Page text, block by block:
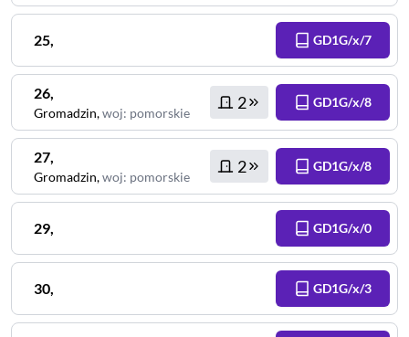
25, GD1G/x/7
26,
Gromadzin,woj: pomorskie
2 GD1G/x/8
27,
Gromadzin,woj: pomorskie
2 GD1G/x/8
29, GD1G/x/0
30, GD1G/x/3